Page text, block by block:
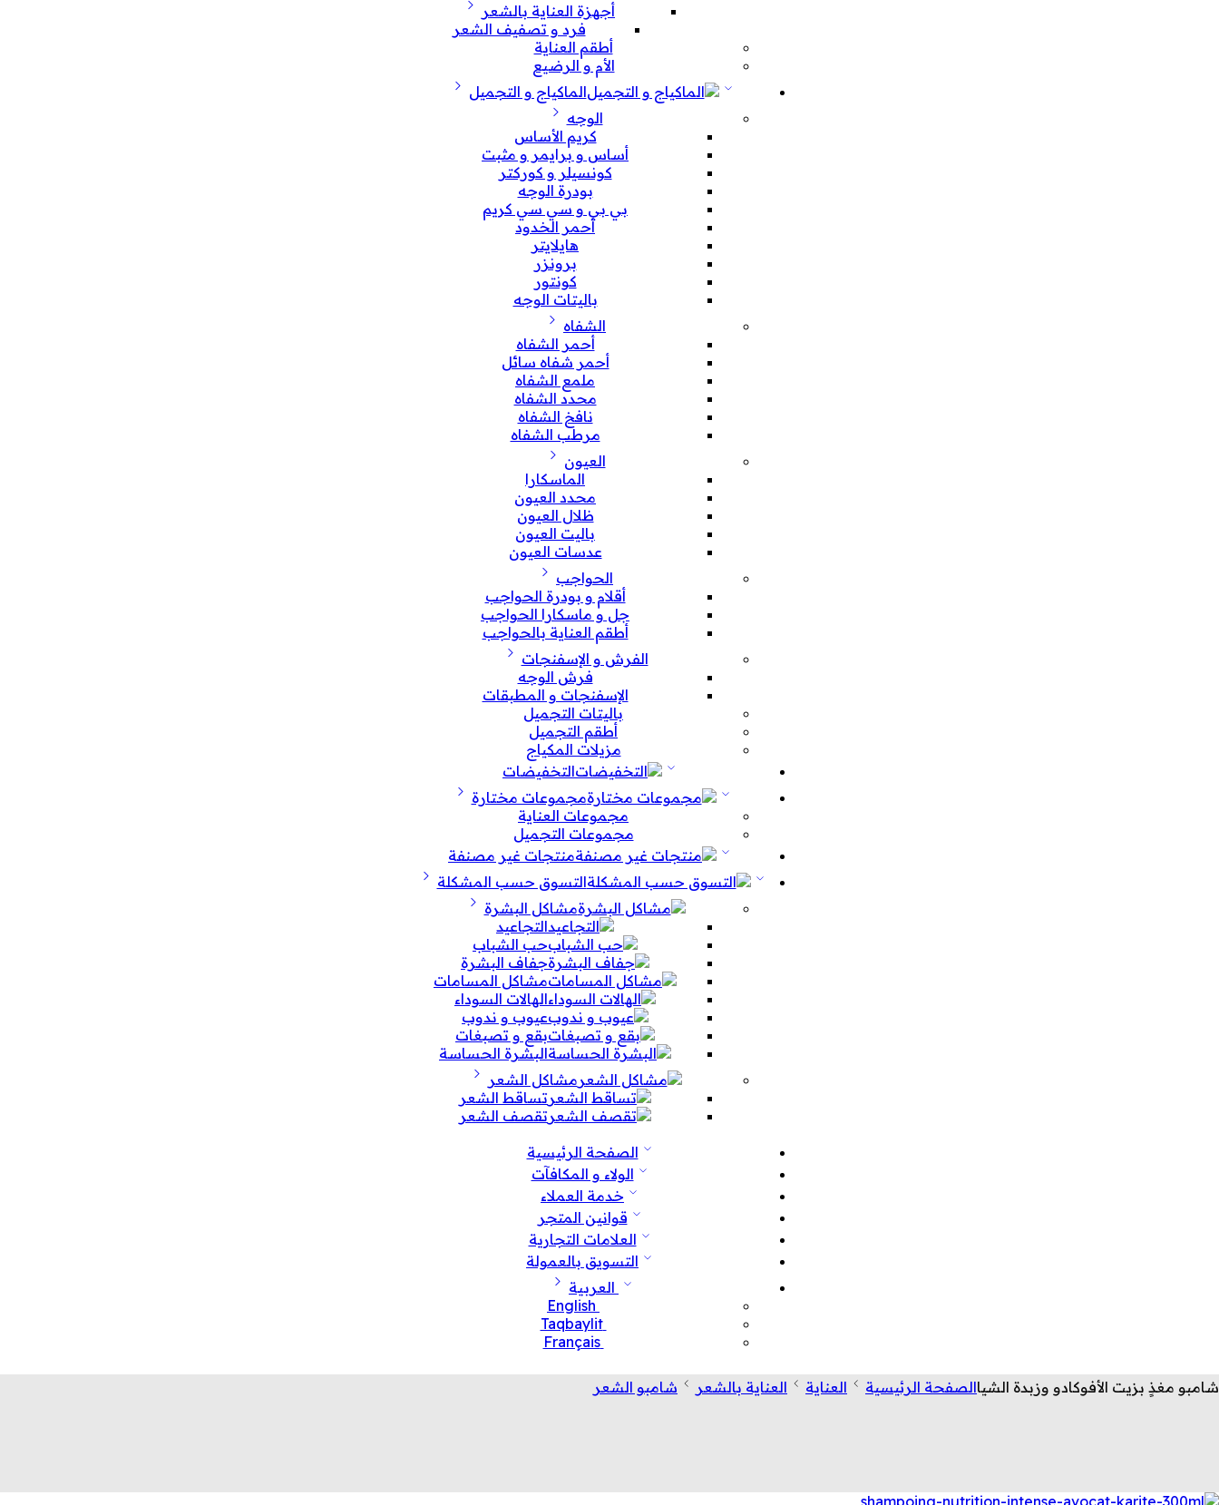
أجهزة العناية بالشعر
فرد و تصفيف الشعر
أطقم العناية
الأم و الرضيع
الماكياج و التجميل
الوجه
كريم الأساس
أساس و برايمر و مثبت
كونسيلر و كوركتر
بودرة الوجه
بي بي و سي سي كريم
أحمر الخدود
هايلايتر
برونزر
كونتور
باليتات الوجه
الشفاه
أحمر الشفاه
أحمر شفاه سائل
ملمع الشفاه
محدد الشفاه
نافخ الشفاه
مرطب الشفاه
العيون
الماسكارا
محدد العيون
ظلال العيون
باليت العيون
عدسات العيون
الحواجب
أقلام و بودرة الحواجب
جل و ماسكارا الحواجب
أطقم العناية بالحواجب
الفرش و الإسفنجات
فرش الوجه
الإسفنجات و المطبقات
باليتات التجميل
أطقم التجميل
مزيلات المكياج
التخفيضات
مجموعات مختارة
مجموعات العناية
مجموعات التجميل
منتجات غير مصنفة
التسوق حسب المشكلة
مشاكل البشرة
التجاعيد
حب الشباب
جفاف البشرة
مشاكل المسامات
الهالات السوداء
عيوب و ندوب
بقع و تصبغات
البشرة الحساسة
مشاكل الشعر
تساقط الشعر
تقصف الشعر
الصفحة الرئيسية
الولاء و المكافآت
خدمة العملاء
قوانين المتجر
العلامات التجارية
التسويق بالعمولة
العربية
English
Taqbaylit
Français
شامبو مغذٍ بزيت الأفوكادو وزبدة الشياالصفحة الرئيسية العناية العناية بالشعر شامبو الشعر